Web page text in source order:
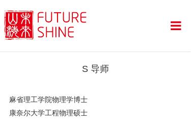
S 导师
麻省理工学院物理学博士
康奈尔大学工程物理硕士